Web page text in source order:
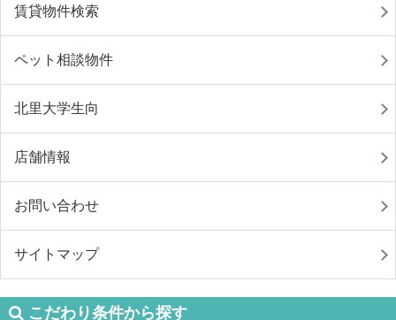
賃貸物件検索
ペット相談物件
北里大学生向
店舗情報
お問い合わせ
サイトマップ
こだわり条件から探す